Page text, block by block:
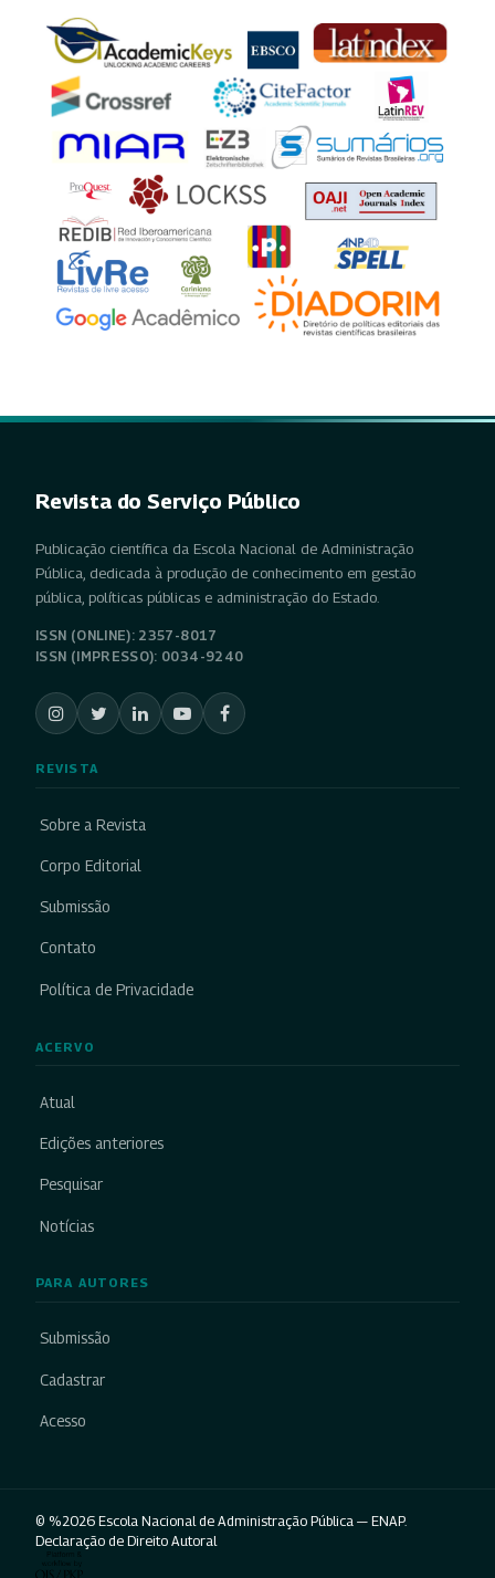
Revista do Serviço Público
Publicação científica da Escola Nacional de Administração
Pública, dedicada à produção de conhecimento em gestão
pública, políticas públicas e administração do Estado.
ISSN (ONLINE): 2357-8017
ISSN (IMPRESSO): 0034-9240
REVISTA
Sobre a Revista
Corpo Editorial
Submissão
Contato
Política de Privacidade
ACERVO
Atual
Edições anteriores
Pesquisar
Notícias
PARA AUTORES
Submissão
Cadastrar
Acesso
© %2026 Escola Nacional de Administração Pública — ENAP.
Declaração de Direito Autoral